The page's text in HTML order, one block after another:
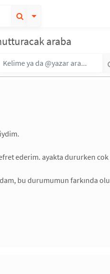
araba
ederim. ayakta dururken
bu durumumun farkında